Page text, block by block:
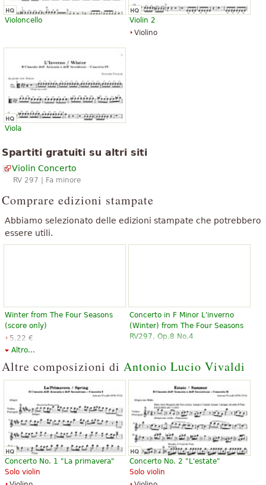
Vivaldi.»
Violoncello
Violin 2
Violino
Viola
Spartiti gratuiti su altri siti
Violin Concerto
RV 297 | Fa minore
Comprare edizioni stampate
Abbiamo selezionato delle edizioni stampate che potrebbero
essere utili.
Winter from The Four Seasons
(score only)
5,22 €
Belwin Publishing
Concerto in F Minor L'inverno
(Winter) from The Four Seasons
RV297, Op.8 No.4
G. Schirmer
Concerto in F Minor L'inverno
(Winter) from The Four Seasons
Largo (from Winter from The
Four Seasons)
13,06 €
Altro...
Altre composizioni di Antonio Lucio Vivaldi
Concerto No. 1 "La primavera"
Solo violin
Concerto No. 2 "L'estate"
Solo violin